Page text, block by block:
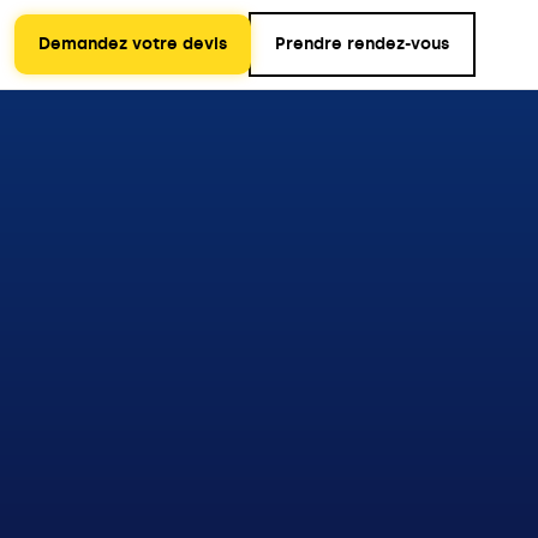
Demandez votre devis Prendre rendez-vous